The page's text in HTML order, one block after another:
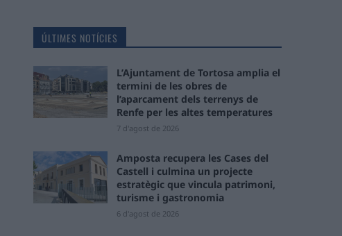
ÚLTIMES NOTÍCIES
L’Ajuntament de Tortosa amplia el
termini de les obres de
l’aparcament dels terrenys de
Renfe per les altes temperatures
7 d'agost de 2026
Amposta recupera les Cases del
Castell i culmina un projecte
estratègic que vincula patrimoni,
turisme i gastronomia
6 d'agost de 2026